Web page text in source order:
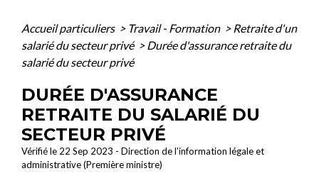
Accueil particuliers > Travail - Formation > Retraite d'un
salarié du secteur privé > Durée d'assurance retraite du
salarié du secteur privé
DURÉE D'ASSURANCE
RETRAITE DU SALARIÉ DU
SECTEUR PRIVÉ
Vérifié le 22 Sep 2023 - Direction de l'information légale et
administrative (Première ministre)